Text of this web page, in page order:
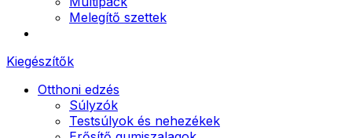
Melegítő szettek
Kiegészítők
Otthoni edzés
Súlyzók
Testsúlyok és nehezékek